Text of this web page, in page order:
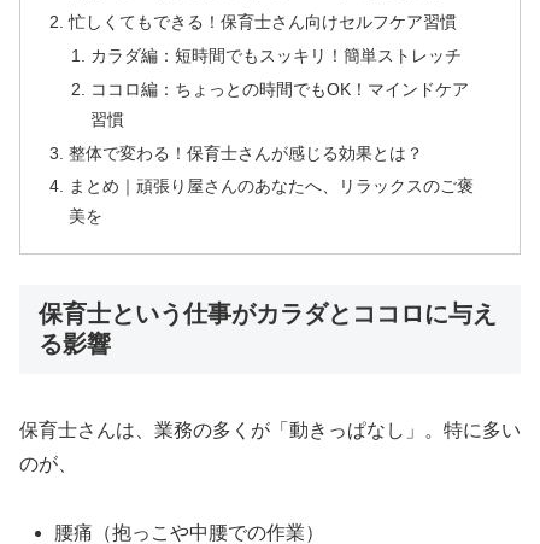
忙しくてもできる！保育士さん向けセルフケア習慣
カラダ編：短時間でもスッキリ！簡単ストレッチ
ココロ編：ちょっとの時間でもOK！マインドケア
習慣
整体で変わる！保育士さんが感じる効果とは？
まとめ｜頑張り屋さんのあなたへ、リラックスのご褒
美を
保育士という仕事がカラダとココロに与え
る影響
保育士さんは、業務の多くが「動きっぱなし」。特に多い
のが、
腰痛（抱っこや中腰での作業）